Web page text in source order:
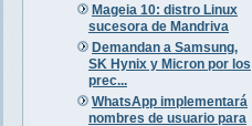
Mageia 10: distro Linux
sucesora de Mandriva
Demandan a Samsung,
SK Hynix y Micron por los
prec...
WhatsApp implementará
nombres de usuario para